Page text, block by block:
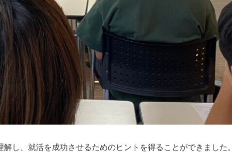
し、就活を成功させるためのヒントを得ることができました。